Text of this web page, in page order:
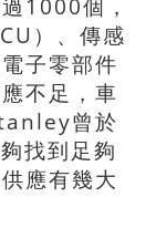
1000個，
）、傳感
子零部件
不足，車
曾於
找到足夠
應有幾大